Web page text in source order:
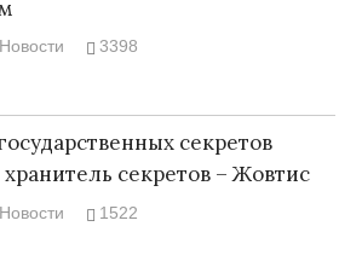
Новости 3398
секретов
секретов – Жовтис
Новости 1522